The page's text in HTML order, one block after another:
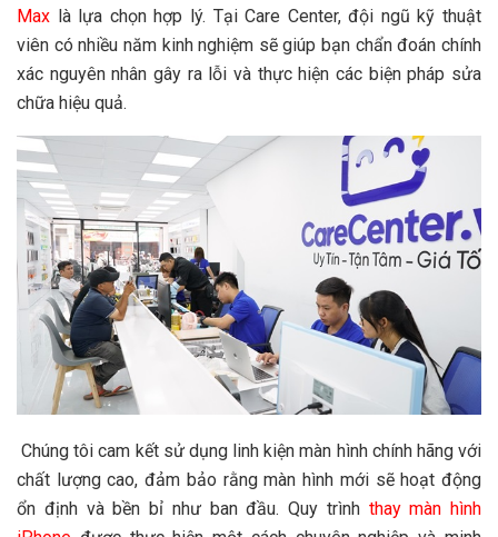
Max là lựa chọn hợp lý. Tại Care Center, đội ngũ kỹ thuật
viên có nhiều năm kinh nghiệm sẽ giúp bạn chẩn đoán chính
xác nguyên nhân gây ra lỗi và thực hiện các biện pháp sửa
chữa hiệu quả.
Chúng tôi cam kết sử dụng linh kiện màn hình chính hãng với
chất lượng cao, đảm bảo rằng màn hình mới sẽ hoạt động
ổn định và bền bỉ như ban đầu. Quy trình thay màn hình